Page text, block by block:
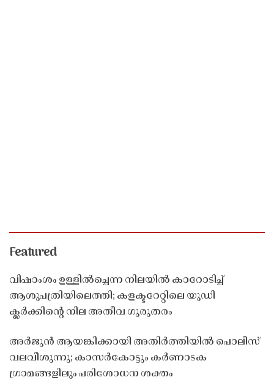
Featured
വിഷാംശം ഉള്ളിൽച്ചെന്ന നിലയിൽ കാറോടിച്ച്
ആശുപത്രിയിലെത്തി; കളക്ടറേറ്റിലെ യുഡി
ക്ലർക്കിൻ്റെ നില അതീവ ഗുരുതരം
അർജുൻ ആയങ്കിക്കായി അതിർത്തിയിൽ പൊലീസ്
വലവീശുന്നു; കാസർകോട്ടും കർണാടക
ഗ്രാമങ്ങളിലും പരിശോധന ശക്തം